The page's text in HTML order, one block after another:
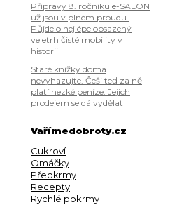
Přípravy 8. ročníku e-SALON
už jsou v plném proudu.
Půjde o nejlépe obsazený
veletrh čisté mobility v
historii
Staré knížky doma
nevyhazujte. Češi teď za ně
platí hezké peníze. Jejich
prodejem se dá vydělat
Vařímedobroty.cz
Cukroví
Omáčky
Předkrmy
Recepty
Rychlé pokrmy